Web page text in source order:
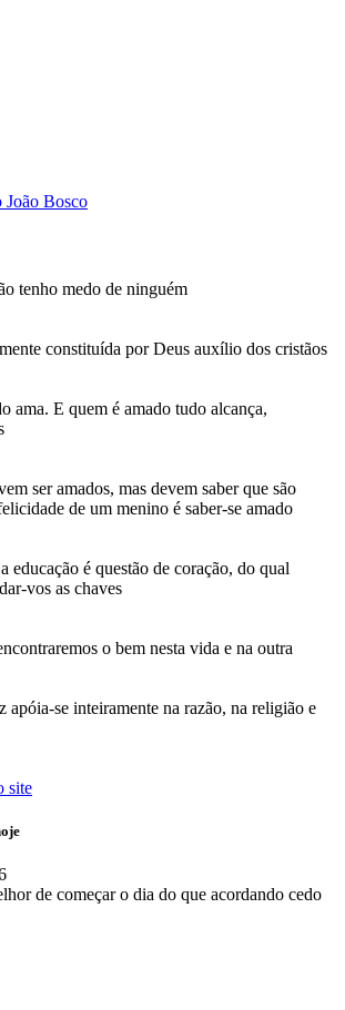
João Bosco
tenho medo de ninguém
constituída por Deus auxílio dos cristãos
ama. E quem é amado tudo alcança,
ser amados, mas devem saber que são
de um menino é saber-se amado
educação é questão de coração, do qual
vos as chaves
o bem nesta vida e na outra
apóia-se inteiramente na razão, na religião e
site
de começar o dia do que acordando cedo